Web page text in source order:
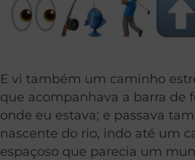
E vi também um caminho
que acompanhava a barra de
onde eu estava; e passava
nascente do rio, indo até um
espaçoso que parecia um